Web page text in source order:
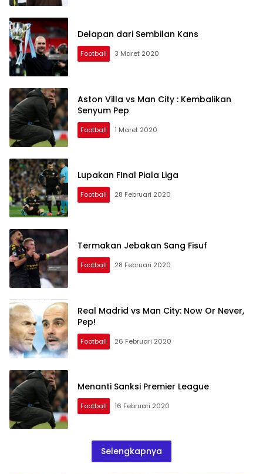
Delapan dari Sembilan Kans
Football 3 Maret 2020
Aston Villa vs Man City : Kembalikan
Senyum Pep
Football 1 Maret 2020
Lupakan FInal Piala Liga
Football 28 Februari 2020
Termakan Jebakan Sang Fisuf
Football 28 Februari 2020
Real Madrid vs Man City: Now Or Never,
Pep!
Football 26 Februari 2020
Menanti Sanksi Premier League
Football 16 Februari 2020
Selengkapnya